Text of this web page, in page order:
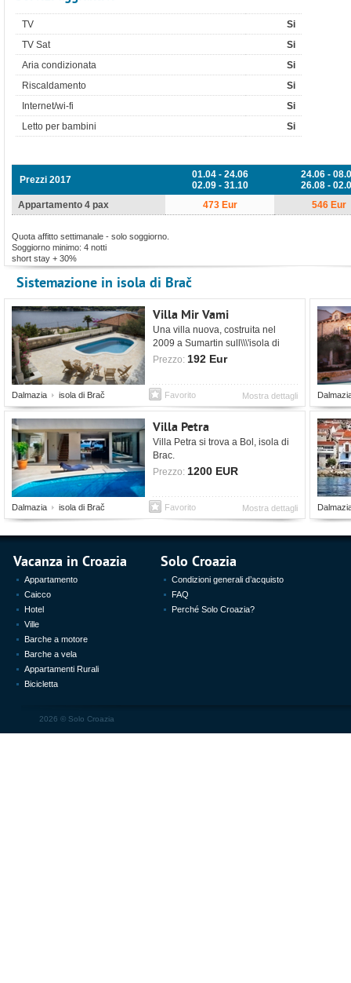
TV
Si
TV Sat
Si
Aria condizionata
Si
Riscaldamento
Si
Internet/wi-fi
Si
Letto per bambini
Si
Prezzi 2017
01.04 - 24.06
02.09 - 31.10
24.06 -
26.08 -
Appartamento 4 pax
473 Eur 546 Eur
Quota affitto settimanale - solo soggiorno.
Soggiorno minimo: 4 notti
short stay + 30%
Sistemazione in isola di Brač
Villa Mir Vami
Una villa nuova, costruita nel
2009 a Sumartin sull\\\'isola di
Brac, a 5 m dal mare.
Prezzo: 192 Eur
Dalmazia isola di Brač Mostra dettagli
Favorito
Villa Petra
Villa Petra si trova a Bol, isola di
Brac.
Prezzo: 1200 EUR
Dalmazia isola di Brač Mostra dettagli
Favorito
Vacanza in Croazia
Appartamento
Caicco
Hotel
Ville
Barche a motore
Barche a vela
Appartamenti Rurali
Bicicletta
Solo Croazia
Condizioni generali d’acquisto
FAQ
Perché Solo Croazia?
2026 © Solo Croazia